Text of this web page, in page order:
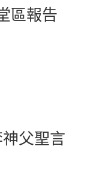
區報告
父聖言